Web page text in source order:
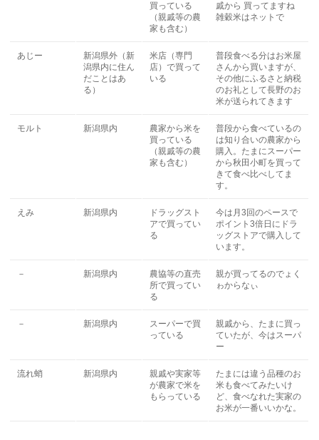
買っている
（親戚等の農
家も含む）
戚から 買ってますね
雑穀米はネットで
あじー
新潟県外（新
潟県内に住ん
だことはあ
る）
米店（専門
店）で買って
いる
普段食べる分はお米屋
さんから買いますが、
その他にふるさと納税
のお礼として長野のお
米が送られてきます
モルト 新潟県内
農家から米を
買っている
（親戚等の農
家も含む）
普段から食べているの
は知り合いの農家から
購入。たまにスーパー
から秋田小町を買って
きて食べ比べしてま
す。
えみ 新潟県内
ドラッグスト
アで買ってい
る
今は月3回のペースで
ポイント3倍日にドラ
ッグストアで購入して
います。
－ 新潟県内
農協等の直売
所で買ってい
る
親が買ってるのでょく
ゎからなぃ
－ 新潟県内
スーパーで買
っている
親戚から、たまに買っ
ていたが、今はスーパ
ー
流れ蛸 新潟県内
親戚や実家等
が農家で米を
もらっている
たまには違う品種のお
米も食べてみたいけ
ど、食べなれた実家の
お米が一番いいかな。